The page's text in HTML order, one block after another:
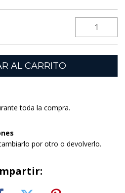
toda la compra.
por otro o devolverlo.